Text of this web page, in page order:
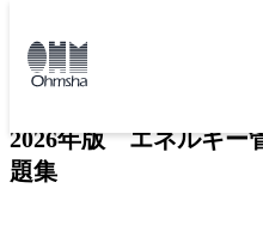
トップ
2026年版 エネルギー
題集